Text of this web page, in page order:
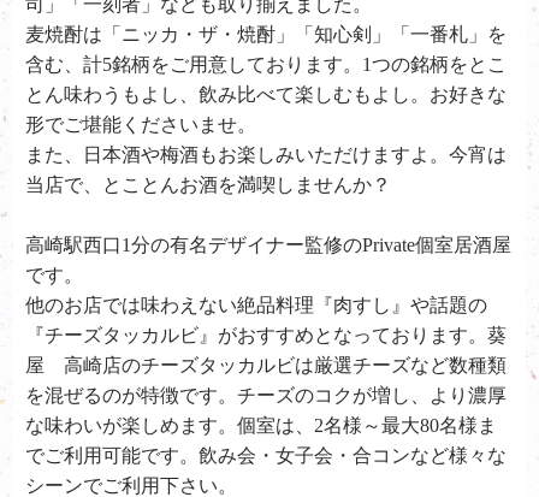
麦焼酎は「ニッカ・ザ・焼酎」「知心剣」「一番札」を
含む、計5銘柄をご用意しております。1つの銘柄をとこ
とん味わうもよし、飲み比べて楽しむもよし。お好きな
形でご堪能くださいませ。
また、日本酒や梅酒もお楽しみいただけますよ。今宵は
当店で、とことんお酒を満喫しませんか？
高崎駅西口1分の有名デザイナー監修のPrivate個室居酒屋
です。
他のお店では味わえない絶品料理『肉すし』や話題の
『チーズタッカルビ』がおすすめとなっております。葵
屋 高崎店のチーズタッカルビは厳選チーズなど数種類
を混ぜるのが特徴です。チーズのコクが増し、より濃厚
な味わいが楽しめます。個室は、2名様～最大80名様ま
でご利用可能です。飲み会・女子会・合コンなど様々な
シーンでご利用下さい。